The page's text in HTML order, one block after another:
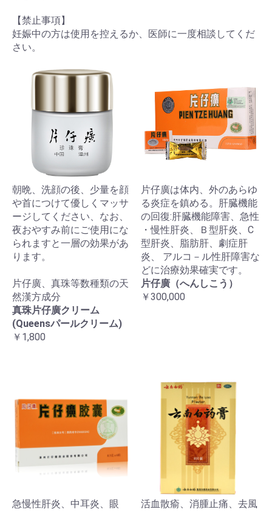
【禁止事項】
妊娠中の方は使用を控えるか、医師に一度相談してくだ
さい。
朝晩、洗顔の後、少量を顔
や首につけて優しくマッサ
ージしてください、なお、
夜おやすみ前にご使用にな
られますと一層の効果があ
ります。
片仔廣、真珠等数種類の天
然漢方成分
真珠片仔廣クリーム
(Queensパールクリーム)
￥1,800
片仔廣は体内、外のあらゆ
る炎症を鎮める。肝臓機能
の回復:肝臓機能障害、急性
・慢性肝炎、Ｂ型肝炎、C
型肝炎、脂肪肝、劇症肝
炎、 アルコ－ル性肝障害な
どに治療効果確実です。
片仔廣（へんしこう）
￥300,000
急慢性肝炎、中耳炎、眼
活血散瘉、消腫止痛、去風